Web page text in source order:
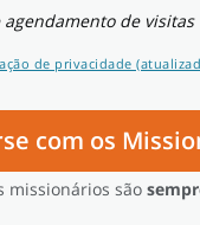
agendamento de visitas
de privacidade
missionários são
com os